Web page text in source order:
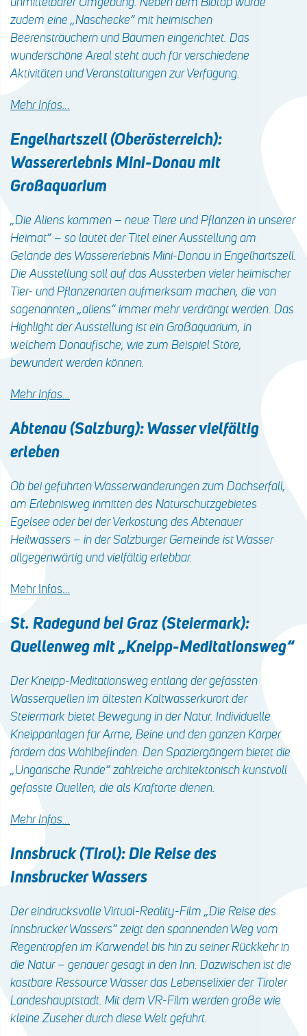
zudem eine „Naschecke“ mit heimischen
Beerensträuchern und Bäumen eingerichtet. Das
wunderschöne Areal steht auch für verschiedene
Aktivitäten und Veranstaltungen zur Verfügung.
Mehr Infos…
Engelhartszell (Oberösterreich):
Wassererlebnis Mini-Donau mit
Großaquarium
„Die Aliens kommen – neue Tiere und Pflanzen in unserer
Heimat“ – so lautet der Titel einer Ausstellung am
Gelände des Wassererlebnis Mini-Donau in Engelhartszell.
Die Ausstellung soll auf das Aussterben vieler heimischer
Tier- und Pflanzenarten aufmerksam machen, die von
sogenannten „aliens“ immer mehr verdrängt werden. Das
Highlight der Ausstellung ist ein Großaquarium, in
welchem Donaufische, wie zum Beispiel Störe,
bewundert werden können.
Mehr Infos…
Abtenau (Salzburg): Wasser vielfältig
erleben
Ob bei geführten Wasserwanderungen zum Dachserfall,
am Erlebnisweg inmitten des Naturschutzgebietes
Egelsee oder bei der Verkostung des Abtenauer
Heilwassers – in der Salzburger Gemeinde ist Wasser
allgegenwärtig und vielfältig erlebbar.
Mehr Infos…
St. Radegund bei Graz (Steiermark):
Quellenweg mit „Kneipp-Meditationsweg“
Der Kneipp-Meditationsweg entlang der gefassten
Wasserquellen im ältesten Kaltwasserkurort der
Steiermark bietet Bewegung in der Natur. Individuelle
Kneippanlagen für Arme, Beine und den ganzen Körper
fördern das Wohlbefinden. Den Spaziergängern bietet die
„Ungarische Runde“ zahlreiche architektonisch kunstvoll
gefasste Quellen, die als Kraftorte dienen.
Mehr Infos…
Innsbruck (Tirol): Die Reise des
Innsbrucker Wassers
Der eindrucksvolle Virtual-Reality-Film „Die Reise des
Innsbrucker Wassers“ zeigt den spannenden Weg vom
Regentropfen im Karwendel bis hin zu seiner Rückkehr in
die Natur – genauer gesagt in den Inn. Dazwischen ist die
kostbare Ressource Wasser das Lebenselixier der Tiroler
Landeshauptstadt. Mit dem VR-Film werden große wie
kleine Zuseher durch diese Welt geführt.